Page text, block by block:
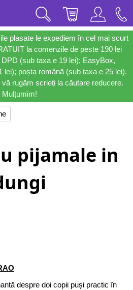
plasate le expediem în cel mai scurt
la comenzile de peste 190 lei
(sub taxa e 19 lei); EasyBox,
lei); poșta română (sub taxa e 25 lei).
rugăm scrieți la căutare reducere.
Mulțumim!
pijamale in
despre doi copii puși practic în